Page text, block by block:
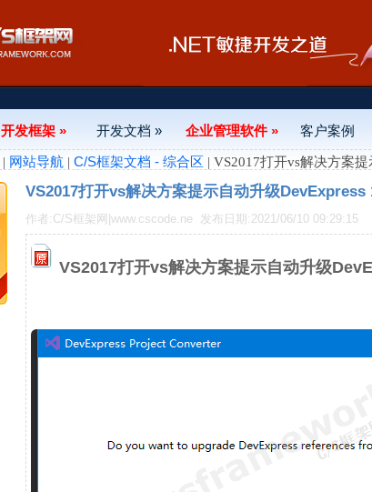
开发框架 » 开发文档 » 企业管理软件 » 客户案例
| 网站导航 | C/S框架文档 - 综合区 | VS2017打开vs解决方案
VS2017打开vs解决方案提示自动升级DevExpress
作者:C/S框架网|www.cscode.ne 发布日期:2021/06/10 09:29:15
VS2017打开vs解决方案提示自动升级